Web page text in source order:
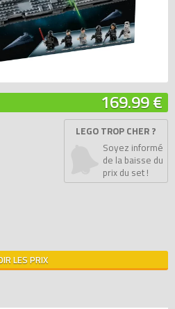
169.99 €
LEGO TROP CHER ?
Soyez informé
de la baisse du
prix du set !
LES PRIX